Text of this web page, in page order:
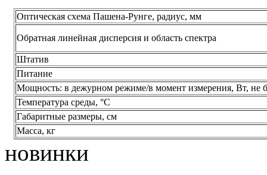
Оптическая схема Пашена-Рунге, радиус, мм
Обратная линейная дисперсия и область спектра
Штатив
Питание
Мощность: в дежурном режиме/в момент измерения, Вт, не
Температура среды, °С
Габаритные размеры, см
Масса, кг
новинки